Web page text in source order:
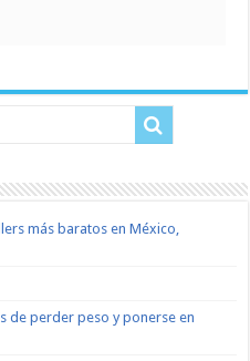
más baratos en México,
de perder peso y ponerse en